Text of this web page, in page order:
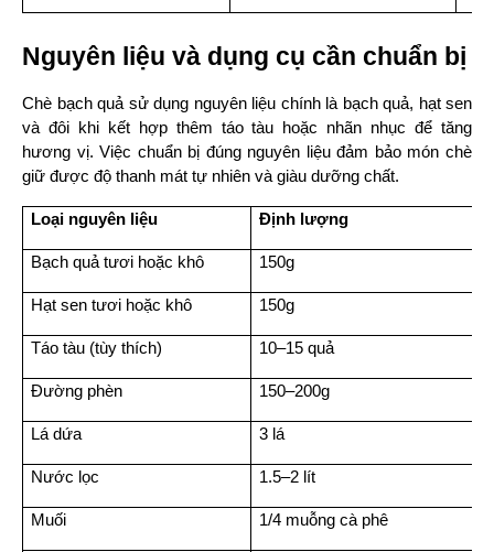
Nguyên liệu và dụng cụ cần chuẩn bị
Chè bạch quả sử dụng nguyên liệu chính là bạch quả, hạt sen
và đôi khi kết hợp thêm táo tàu hoặc nhãn nhục để tăng
hương vị. Việc chuẩn bị đúng nguyên liệu đảm bảo món chè
giữ được độ thanh mát tự nhiên và giàu dưỡng chất.
Loại nguyên liệu Định lượng
Bạch quả tươi hoặc khô 150g
Hạt sen tươi hoặc khô 150g
Táo tàu (tùy thích) 10–15 quả
Đường phèn 150–200g
Lá dứa 3 lá
Nước lọc 1.5–2 lít
Muối 1/4 muỗng cà phê